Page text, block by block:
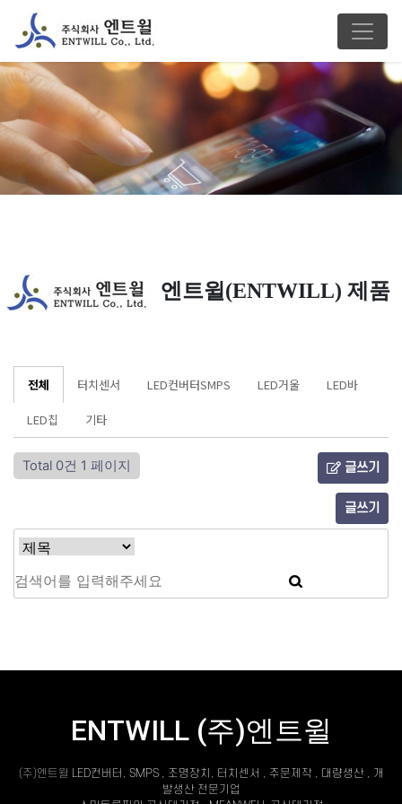
엔트윌(ENTWILL) 제품
전체 터치센서 LED컨버터SMPS LED거울 LED바
LED칩 기타
Total 0건 1 페이지 글쓰기
글쓰기
ENTWILL (주)엔트윌
(주)엔트윌 LED컨버터, SMPS , 조명장치, 터치센서 , 주문제작 , 대량생산 , 개
발생산 전문기업